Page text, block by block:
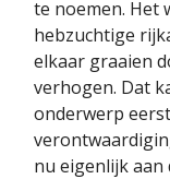
te noemen. Het
hebzuchtige
elkaar graaien
verhogen. Dat
onderwerp
nu eigenlijk aan